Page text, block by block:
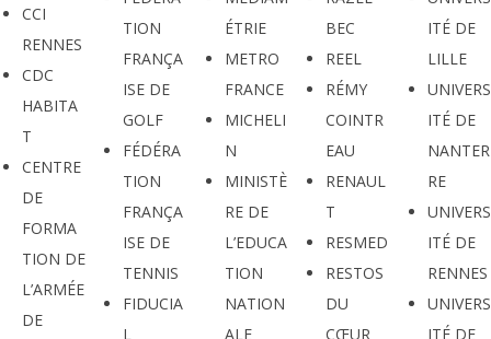
CCI
RENNES
CDC
HABITA
T
CENTRE
DE
FORMA
TION DE
L’ARMÉE
DE
TION
FRANÇA
ISE DE
GOLF
FÉDÉRA
TION
FRANÇA
ISE DE
TENNIS
FIDUCIA
L
ÉTRIE
METRO
FRANCE
MICHELI
N
MINISTÈ
RE DE
L’EDUCA
TION
NATION
ALE
BEC
REEL
RÉMY
COINTR
EAU
RENAUL
T
RESMED
RESTOS
DU
CŒUR
ITÉ DE
LILLE
UNIVERS
ITÉ DE
NANTER
RE
UNIVERS
ITÉ DE
RENNES
UNIVERS
ITÉ DE